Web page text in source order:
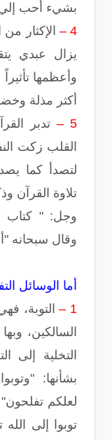
بشيء أحب إلي
4 –
الإكثار
يزال عبدي
وأعظمها
أكثر مذلة
5 –
تدبر
القلب زكت
لتصدأ كما
وجل: " كتاب
وقال سبحانه
أما الوسائل
1 –
التوبة،
السالكين،
التخلية إلى
بشأنها:
لعلكم تفلحون"
توبوا إلى